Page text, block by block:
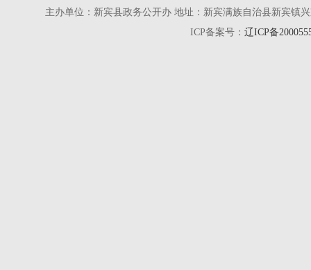
主办单位：新宾县政务公开办 地址：新宾满族自治县新宾镇
ICP备案号： 辽ICP备